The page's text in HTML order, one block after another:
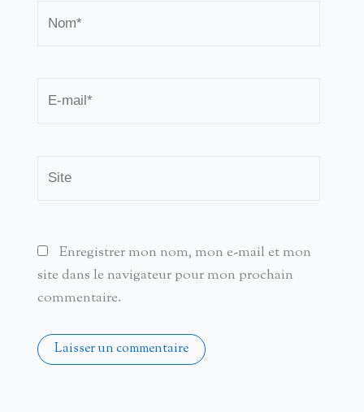
mail*
Enregistrer mon nom, mon e-mail et mon
site dans le navigateur pour mon prochain
commentaire.